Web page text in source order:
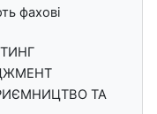
фахові
ТА